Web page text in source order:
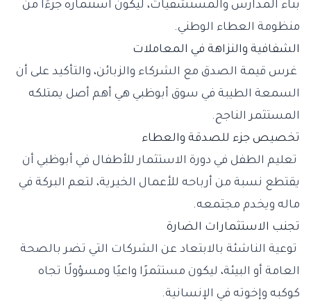
بناء المدارس والمستشفيات، ليكون استثماره جزءًا من
منظومة العطاء الوطني.
الشفافية والنزاهة في المعاملات
غرس قيمة الصدق مع الشركاء والزبائن، والتأكيد على أن
السمعة الطيبة في سوق أبوظبي هي أهم أصل يمتلكه
المستثمر الناجح.
تخصيص جزء للصدقة والعطاء
تعليم الطفل في دورة الاستثمار للأطفال في أبوظبي أن
يقتطع نسبة من أرباحه للأعمال الخيرية، لتعم البركة في
ماله ويخدم مجتمعه.
تجنب الاستثمارات الضارة
توعية الناشئة بالابتعاد عن الشركات التي تضر بالصحة
العامة أو البيئة، ليكون مستثمرًا واعيًا ومسؤولًا تجاه
كوكبه وإخوته في الإنسانية.